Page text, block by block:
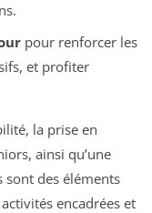
pour renforcer les
et profiter
la prise en
ainsi qu’une
des éléments
encadrées et